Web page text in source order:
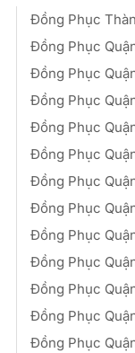
Đồng Phục
Đồng Phục
Đồng Phục
Đồng Phục
Đồng Phục
Đồng Phục
Đồng Phục
Đồng Phục
Đồng Phục
Đồng Phục
Đồng Phục
Đồng Phục
Đồng Phục